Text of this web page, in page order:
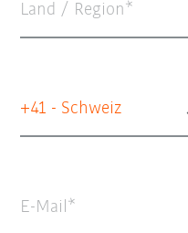
Land / Region*
+41 - Schweiz
E-Mail